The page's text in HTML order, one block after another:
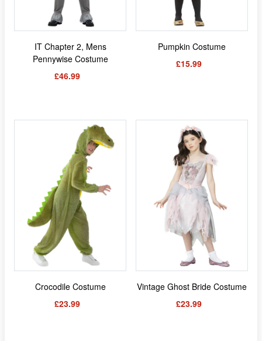
IT Chapter 2, Mens
Pennywise Costume
£46.99
Pumpkin Costume
£15.99
Crocodile Costume
£23.99
Vintage Ghost Bride Costume
£23.99